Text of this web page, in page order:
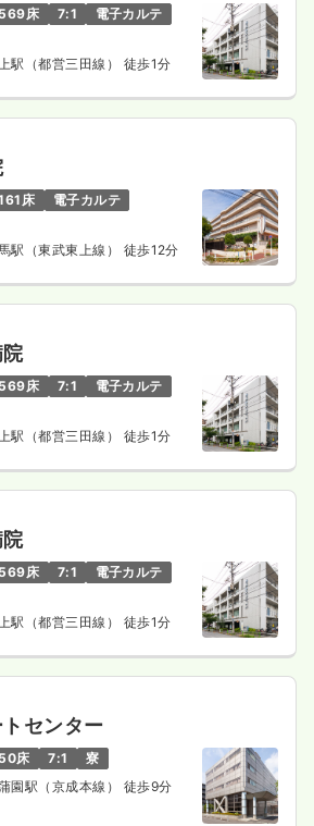
さい
詳細を見る
一般病院
123日 4週8休以上
オンコールあり
詳細を見る
さい
ルあり ブランク可
詳細を見る
569床 7:1
電子カルテ
駅（都営三田線） 徒歩1分
床
電子カルテ
駅（東武東上線） 徒歩12分
569床 7:1
電子カルテ
駅（都営三田線） 徒歩1分
569床 7:1
電子カルテ
駅（都営三田線） 徒歩1分
センター
50床 7:1
寮
園駅（京成本線） 徒歩9分